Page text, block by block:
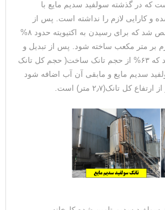
مشخص است که در گذشته سولفید سدیم مایع با
و کارایی لازم را نداشته است. پس از
آزمایشات انجام شده مشخص شد که برای رسیدن به اکتیویته حدود ۸%
۱۱۲۰ کیلوگرم بر متر مکعب ساخته شود. پس از تبدیل و
مقایسه داده ها تعیین گردید که ۶۳% از حجم تانک ساخت( حجم کل تانک
است) سولفید سدیم مایع و مابقی آن آب اضافه شود